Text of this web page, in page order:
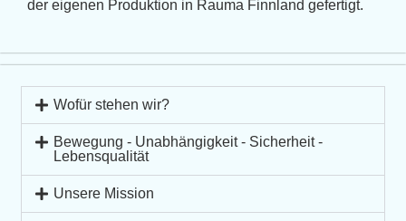
der eigenen Produktion in Rauma Finnland gefertigt.
Wofür stehen wir?
Bewegung - Unabhängigkeit - Sicherheit -
Lebensqualität
Unsere Mission